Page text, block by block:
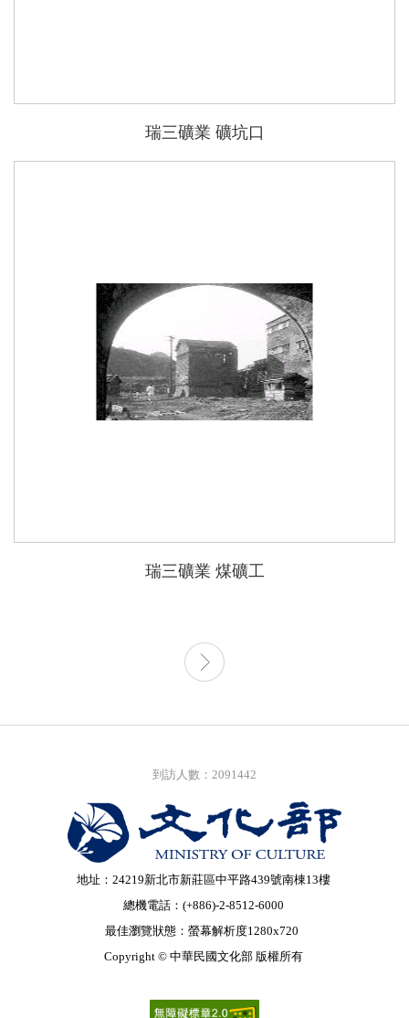
瑞三礦業 礦坑口
瑞三礦業 煤礦工
到訪人數：2091442
地址：24219新北市新莊區中平路439號南棟13樓
總機電話：(+886)-2-8512-6000
最佳瀏覽狀態：螢幕解析度1280x720
Copyright © 中華民國文化部 版權所有